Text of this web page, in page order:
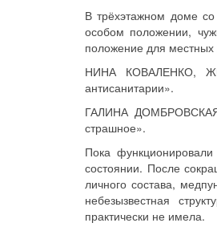
В трёхэтажном доме
особом положении,
положение для местных
НИНА КОВАЛЕНКО,
антисанитарии».
ГАЛИНА
страшное».
Пока
состоянии. После
личного состава,
небезызвестная
практически не имела.